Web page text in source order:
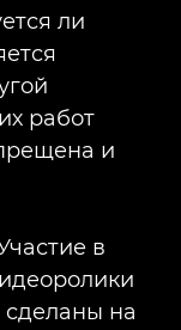
ли
работ
и
в
на